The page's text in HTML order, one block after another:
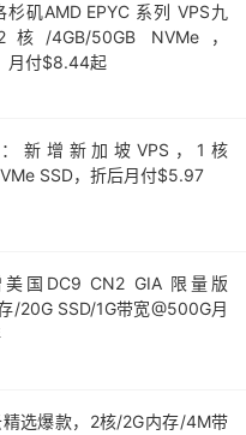
杉矶AMD EPYC 系列 VPS九
/4GB/50GB NVMe，
月付$8.44起
：新增新加坡VPS，1核
SSD，折后月付$5.97
国DC9 CN2 GIA 限量版
/20G SSD/1G带宽@500G月
选爆款，2核/2G内存/4M带